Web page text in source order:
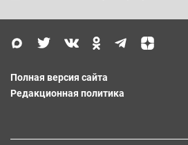
Полная версия сайта
Редакционная политика